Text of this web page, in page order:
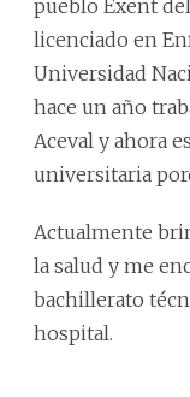
pueblo Exent
licenciado en
Universidad
hace un año
Aceval y ahora
universitaria
Actualmente
la salud y me
bachillerato
hospital.